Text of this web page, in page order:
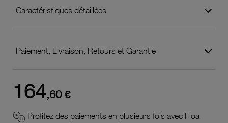
Caractéristiques détaillées
Paiement, Livraison, Retours et Garantie
164,60 €
Profitez des paiements en plusieurs fois avec Floa